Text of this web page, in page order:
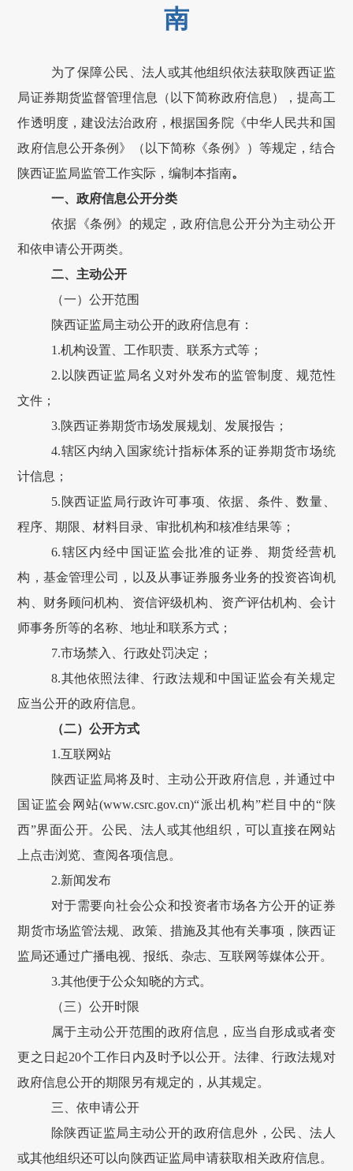
南
为了保障公民、法人或其他组织依法获取 陕西证监
局证券期货监督管理信息（以下简称政府信息），提高工
作透明度，建设法治政府，根据国务院《中华人民共和国
政府信息公开条例》（以下简称《条例》）等规定，结合
陕西证监局监管工作实际，编制本指南。
一、政府信息公开分类
依据《条例》的规定，政府信息公开分为主动公开
和依申请公开两类。
二、主动公开
（一）公开范围
陕西证监局主动公开的政府信息有：
1.机构设置、工作职责、联系方式等；
2. 以陕西证监局名义对外发布的监管制度、规范性
文件；
3.陕西证券期货市场发展规划、发展报告；
4.辖区内纳入国家统计指标体系的证券期货市场统
计信息；
5. 陕西证监局行政许可事项、依据、条件、数量、
程序、期限、材料目录、审批机构和核准结果等；
6.辖区内经中国证监会批准的证券、期货经营机
构，基金管理公司，以及从事证券服务业务的投资咨询机
构、财务顾问机构、资信评级机构、资产评估机构、会计
师事务所等的名称、地址和联系方式；
7.市场禁入、行政处罚决定；
8.其他依照法律、行政法规和中国证监会有关规定
应当公开的政府信息。
（二）公开方式
1.互联网站
陕西证监局将及时、主动公开政府信息，并通过中
国证监会 网站(www.csrc.gov.cn)“派出机构”栏目中的“ 陕
西”界面公开。公民、法人或其他组织，可以直接在网站
上点击浏览、查阅各项信息。
2.新闻发布
对于需要向社会公众和投资者市场各方公开的证券
期货市场监管法规、政策、措施及其他有关事项， 陕西证
监局还通过广播电视、报纸、杂志、互联网等媒体公开。
3.其他便于公众知晓的方式。
（三）公开时限
属于主动公开范围的政府信息，应当自形成或者变
更之日起20个工作日内及时予以公开。法律、行政法规对
政府信息公开的期限另有规定的，从其规定。
三、依申请公开
除陕西证监局主动公开的政府信息外，公民、法人
或其他组织还可以向 陕西证监局申请获取相关政府信息。